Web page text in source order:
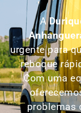
A
urgente para
reboque
Com uma
problemas